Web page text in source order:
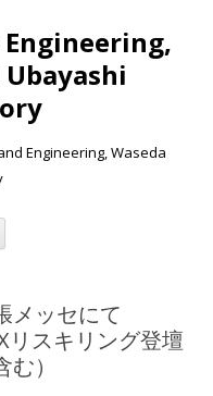
Engineering, Waseda
メッセにて
リスキリング登壇
）